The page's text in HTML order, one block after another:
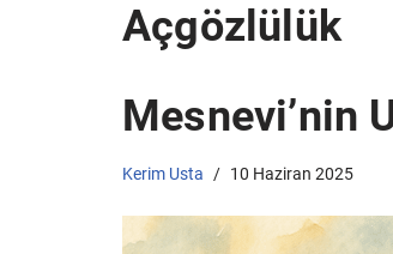
Açgözlülük
Mesnevi’nin
Kerim Usta 10 Haziran 2025